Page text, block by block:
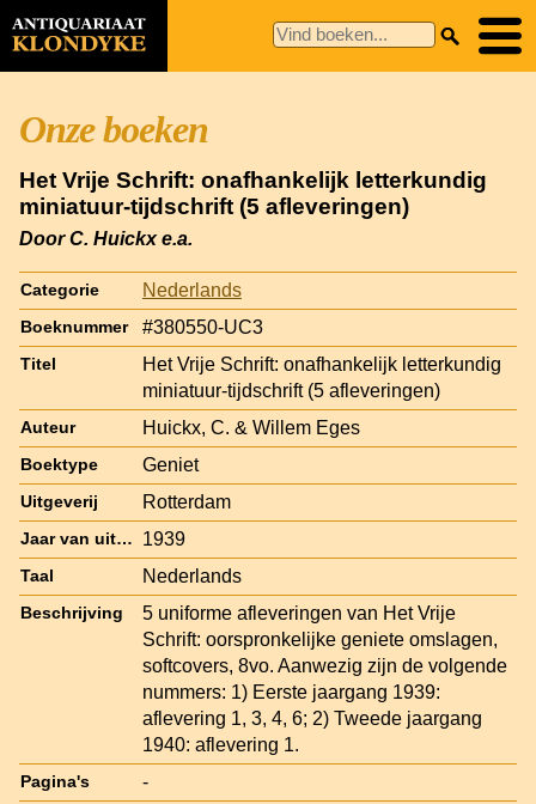
Onze boeken
Het Vrije Schrift: onafhankelijk letterkundig
miniatuur-tijdschrift (5 afleveringen)
Door C. Huickx e.a.
Categorie Nederlands
Boeknummer #380550-UC3
Titel
Het Vrije Schrift: onafhankelijk letterkundig
miniatuur-tijdschrift (5 afleveringen)
Auteur Huickx, C. & Willem Eges
Boektype Geniet
Uitgeverij Rotterdam
Jaar van uitgave 1939
Taal Nederlands
Beschrijving
5 uniforme afleveringen van Het Vrije
Schrift: oorspronkelijke geniete omslagen,
softcovers, 8vo. Aanwezig zijn de volgende
nummers: 1) Eerste jaargang 1939:
aflevering 1, 3, 4, 6; 2) Tweede jaargang
1940: aflevering 1.
Pagina's -